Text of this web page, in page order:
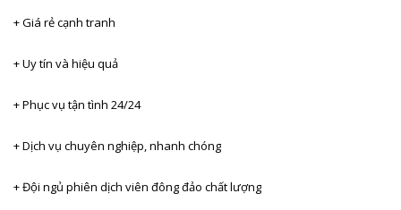
+ Giá rẻ cạnh tranh
+ Uy tín và hiệu quả
+ Phục vụ tận tình 24/24
+ Dịch vụ chuyên nghiệp, nhanh chóng
+ Đội ngủ phiên dịch viên đông đảo chất lượng